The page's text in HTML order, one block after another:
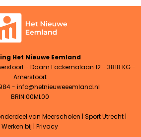
Het Nieuwe Eemland
- Daam Fockemalaan 12 - 3818 KG -
Amersfoort
- info@hetnieuweeemland.nl
BRIN:00ML00
van Meerscholen | Sport Utrecht|
Werken bij | Privacy